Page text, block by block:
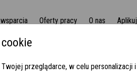
Oferty pracy O nas Aplikuj
netto (767/2022)
przeglądarce, w celu personalizacji i